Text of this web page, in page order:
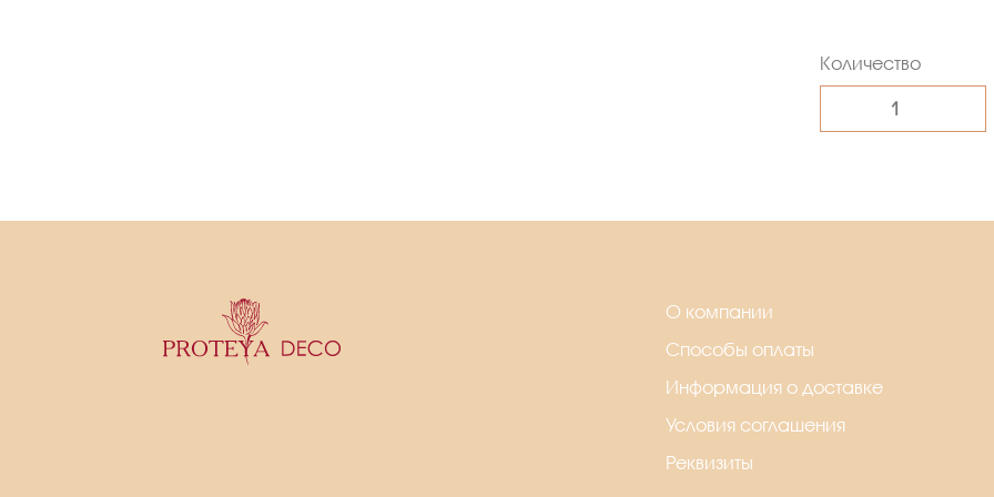
Количество
О компании
Способы оплаты
Информация о доставке
Условия соглашения
Реквизиты